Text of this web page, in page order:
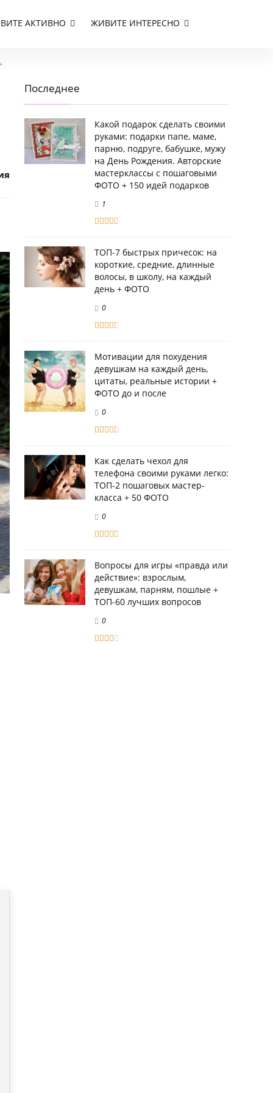
АКТИВНО ЖИВИТЕ ИНТЕРЕСНО
Последнее
Какой подарок сделать своими
руками: подарки папе, маме,
парню, подруге, бабушке, мужу
на День Рождения. Авторские
мастерклассы с пошаговыми
ФОТО + 150 идей подарков
1
ТОП-7 быстрых причесок: на
короткие, средние, длинные
волосы, в школу, на каждый
день + ФОТО
0
Мотивации для похудения
девушкам на каждый день,
цитаты, реальные истории +
ФОТО до и после
0
Как сделать чехол для
телефона своими руками легко:
ТОП-2 пошаговых мастер-
класса + 50 ФОТО
0
Вопросы для игры «правда или
действие»: взрослым,
девушкам, парням, пошлые +
ТОП-60 лучших вопросов
0